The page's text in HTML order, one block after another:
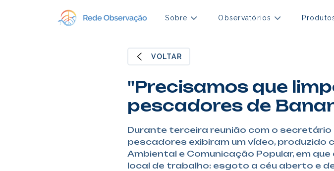
Sobre Observatórios
VOLTAR
"Precisamos que
pescadores de
Durante terceira reunião com o secretário
pescadores exibiram um vídeo, produzido
Ambiental e Comunicação Popular, em
local de trabalho: esgoto a céu aberto e